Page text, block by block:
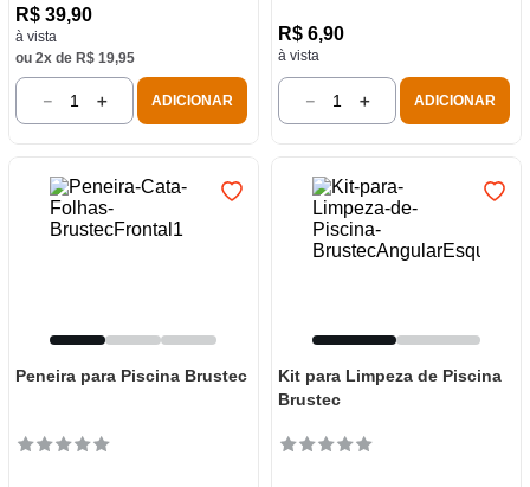
R$ 39,90
à vista
ou 2x de R$ 19,95
＋
－ ADICIONAR
R$ 6,90
à vista
＋
－ ADICIONAR
Peneira para Piscina Brustec
Kit para Limpeza de Piscina
Brustec